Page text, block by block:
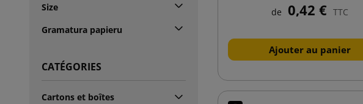
Size
Gramatura papieru
CATÉGORIES
Cartons et boîtes
de 0,42 € TTC
Ajouter au panier